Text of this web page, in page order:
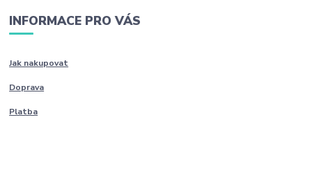
INFORMACE PRO VÁS
Jak nakupovat
Doprava
Platba